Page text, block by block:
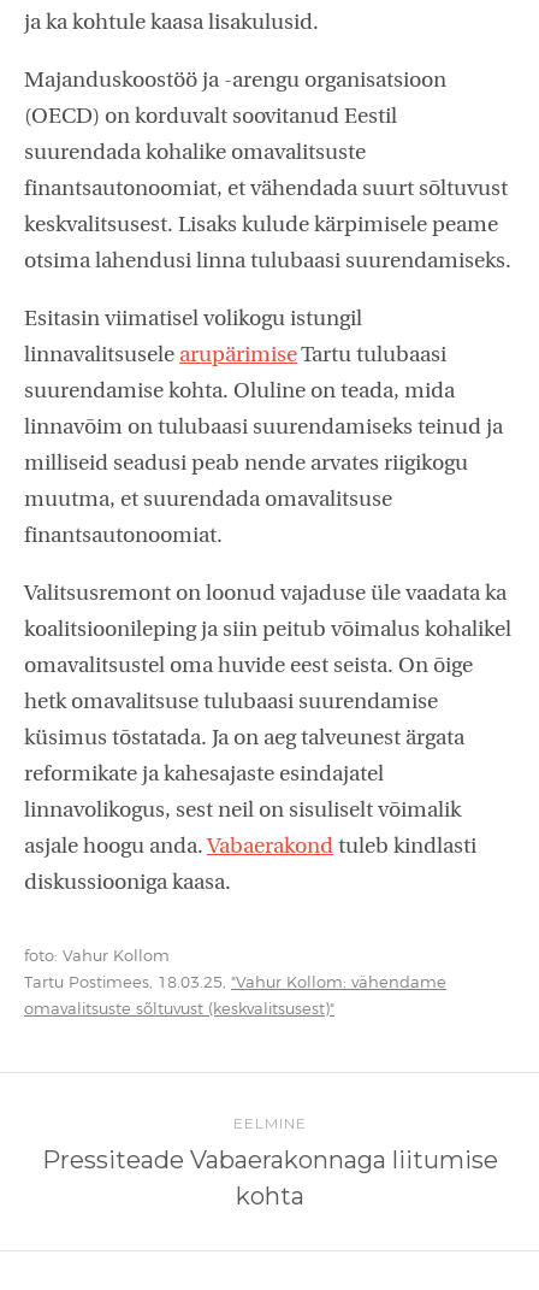
ja ka kohtule kaasa lisakulusid.
Majanduskoostöö ja -arengu organisatsioon
(OECD) on korduvalt soovitanud Eestil
suurendada kohalike omavalitsuste
finantsautonoomiat, et vähendada suurt sõltuvust
keskvalitsusest. Lisaks kulude kärpimisele peame
otsima lahendusi linna tulubaasi suurendamiseks.
Esitasin viimatisel volikogu istungil
linnavalitsusele arupärimiseTartu tulubaasi
suurendamise kohta. Oluline on teada, mida
linnavõim on tulubaasi suurendamiseks teinud ja
milliseid seadusi peab nende arvates riigikogu
muutma, et suurendada omavalitsuse
finantsautonoomiat.
Valitsusremont on loonud vajaduse üle vaadata ka
koalitsioonileping ja siin peitub võimalus kohalikel
omavalitsustel oma huvide eest seista. On õige
hetk omavalitsuse tulubaasi suurendamise
küsimus tõstatada. Ja on aeg talveunest ärgata
reformikate ja kahesajaste esindajatel
linnavolikogus, sest neil on sisuliselt võimalik
asjale hoogu anda.Vabaerakond tuleb kindlasti
diskussiooniga kaasa.
foto: Vahur Kollom
Tartu Postimees, 18.03.25, "Vahur Kollom: vähendame
omavalitsuste sõltuvust (keskvalitsusest)"
EELMINE
Pressiteade Vabaerakonnaga liitumise
kohta